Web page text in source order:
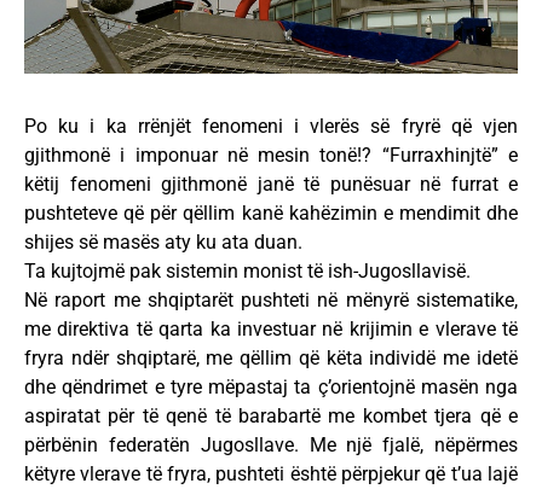
Po ku i ka rrënjët fenomeni i vlerës së fryrë që vjen
gjithmonë i imponuar në mesin tonë!? “Furraxhinjtë” e
këtij fenomeni gjithmonë janë të punësuar në furrat e
pushteteve që për qëllim kanë kahëzimin e mendimit dhe
shijes së masës aty ku ata duan.
Ta kujtojmë pak sistemin monist të ish-Jugosllavisë.
Në raport me shqiptarët pushteti në mënyrë sistematike,
me direktiva të qarta ka investuar në krijimin e vlerave të
fryra ndër shqiptarë, me qëllim që këta individë me idetë
dhe qëndrimet e tyre mëpastaj ta ç’orientojnë masën nga
aspiratat për të qenë të barabartë me kombet tjera që e
përbënin federatën Jugosllave. Me një fjalë, nëpërmes
këtyre vlerave të fryra, pushteti është përpjekur që t’ua lajë